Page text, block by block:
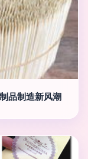
品制造新风潮